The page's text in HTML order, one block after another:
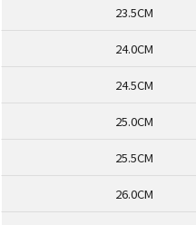
23.5CM
24.0CM
24.5CM
25.0CM
25.5CM
26.0CM